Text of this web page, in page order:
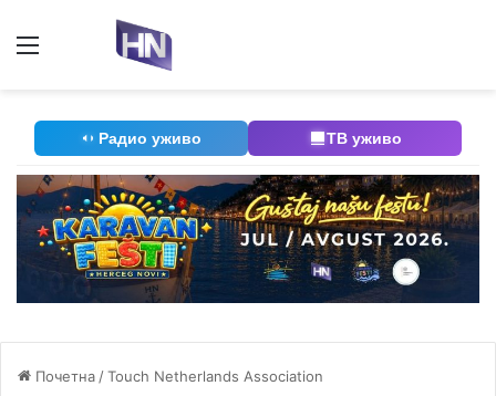
Радио уживо ТВ уживо
Почетна /Touch Netherlands Association